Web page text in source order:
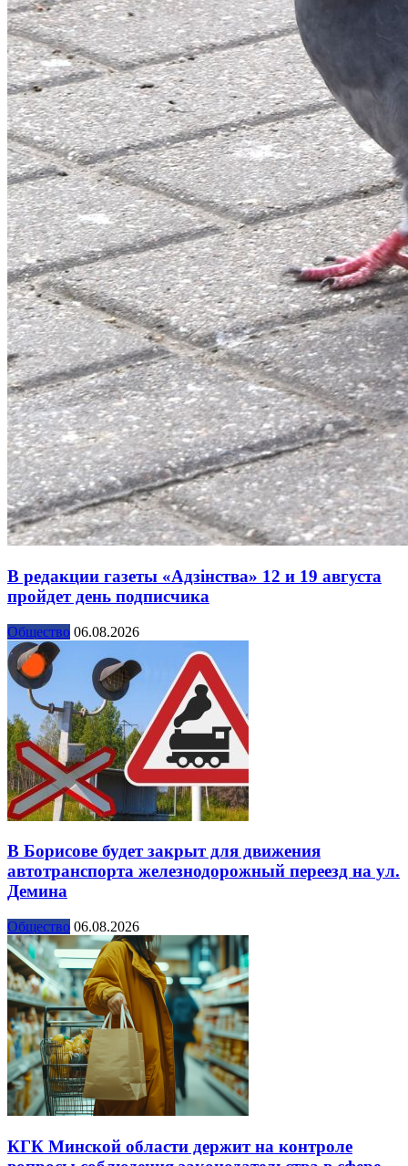
В редакции газеты «Адзінства» 12 и 19 августа
пройдет день подписчика
Общество 06.08.2026
В Борисове будет закрыт для движения
автотранспорта железнодорожный переезд на ул.
Демина
Общество 06.08.2026
КГК Минской области держит на контроле